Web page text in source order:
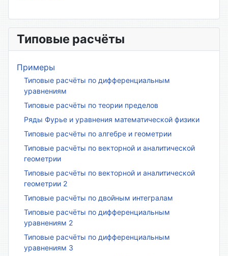
Типовые расчёты
Примеры
Типовые расчёты по дифференциальным
уравнениям
Типовые расчёты по теории пределов
Ряды Фурье и уравнения математической физики
Типовые расчёты по алгебре и геометрии
Типовые расчёты по векторной и аналитической
геометрии
Типовые расчёты по векторной и аналитической
геометрии 2
Типовые расчёты по двойным интегралам
Типовые расчёты по дифференциальным
уравнениям 2
Типовые расчёты по дифференциальным
уравнениям 3